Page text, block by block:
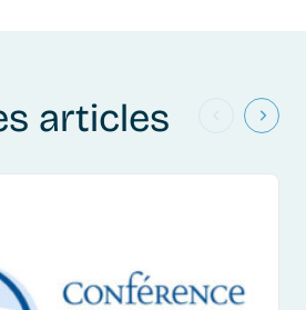
articles